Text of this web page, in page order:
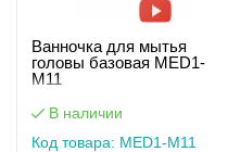
Ванночка для мытья
головы базовая MED1-
M11
В наличии
Код товара: MED1-M11